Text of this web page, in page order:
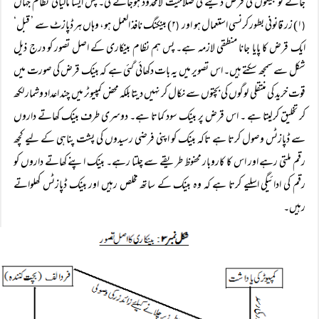
(۱) زر قانونی بطور کرنسی استعمال ہو اور ( ۲) بینکنگ نافذ العمل ہو، وہاں ہر ڈپازٹ سے ’ قبل‘
ایک قرض کا پایا جانا منطقی لازمہ ہے۔ پس ہم نظام بینکاری کے اصل تصور کو درج ذیل
شکل سے سمجھ سکتے ہیں۔ اس تصویر میں یہ بات دکھائی گئی ہے کہ بینک قرض کی صورت میں
قوت خرید کی منتقلی لوگوں کی بچتوں سے نکال کر نہیں دیتا بلکہ محض کمپیوٹر میں چند اعداد وشمار لکھ
کر تخلیق کرلیتا ہے ۔ اس قرض پر بینک سود کماتا ہے۔ دوسری طرف بینک کھاتے داروں
سے ڈپازٹس وصول کرتا ہے تاکہ بینک کو اپنی فرضی رسیدوں کی پشت پناہی کے لیے کچھ
رقم ملتی رہے اور اس کا کاروبار محفوظ طریقے سے چلتا رہے۔ بینک اپنے کھاتے داروں کو
رقم کی ادائیگی اسلیے کرتا ہے کہ وہ بینک کے ساتھ مخلص رہیں اور بینک ڈپازٹس کھلواتے
رہیں۔